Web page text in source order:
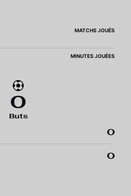
MATCHS JOUÉS
MINUTES JOUÉES
0
Buts
0
0